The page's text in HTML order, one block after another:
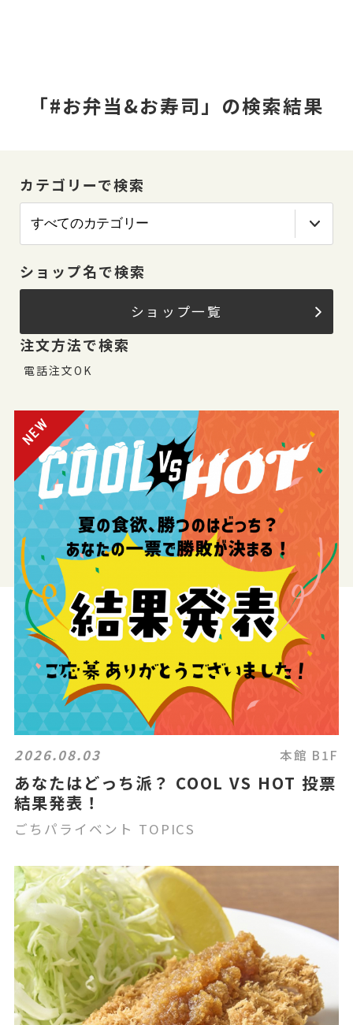
「#お弁当&お寿司」の検索結果
カテゴリーで検索
ショップ名で検索
ショップ一覧
注文方法で検索
電話注文OK
2026.08.03 本館 B1F
あなたはどっち派？ COOL VS HOT 投票
結果発表！
ごちパライベント TOPICS